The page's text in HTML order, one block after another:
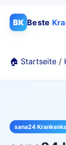
BK Beste
🏠 Startseite /
sana24